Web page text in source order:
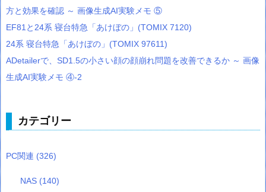
方と効果を確認 ～ 画像生成AI実験メモ ⑤
EF81と24系 寝台特急「あけぼの」(TOMIX 7120)
24系 寝台特急「あけぼの」(TOMIX 97611)
ADetailerで、SD1.5の小さい顔の顔崩れ問題を改善できるか ～ 画像
生成AI実験メモ ④-2
カテゴリー
PC関連 (326)
NAS (140)